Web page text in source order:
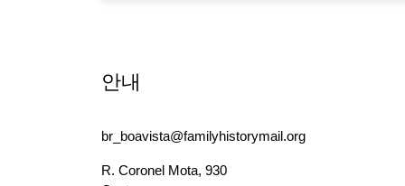
안내
br_boavista@familyhistorymail.org
R. Coronel Mota, 930